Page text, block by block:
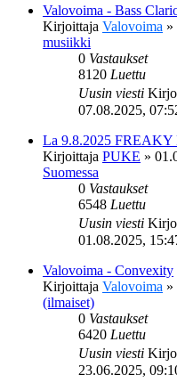
Valovoima - Bass
Kirjoittaja Valovoima »
musiikki
0 Vastaukset
8120 Luettu
Uusin viesti
07.08.2025,
La 9.8.2025
Kirjoittaja PUKE »
Suomessa
0 Vastaukset
6548 Luettu
Uusin viesti
01.08.2025,
Valovoima - Convexity
Kirjoittaja Valovoima »
(ilmaiset)
0 Vastaukset
6420 Luettu
Uusin viesti
23.06.2025,